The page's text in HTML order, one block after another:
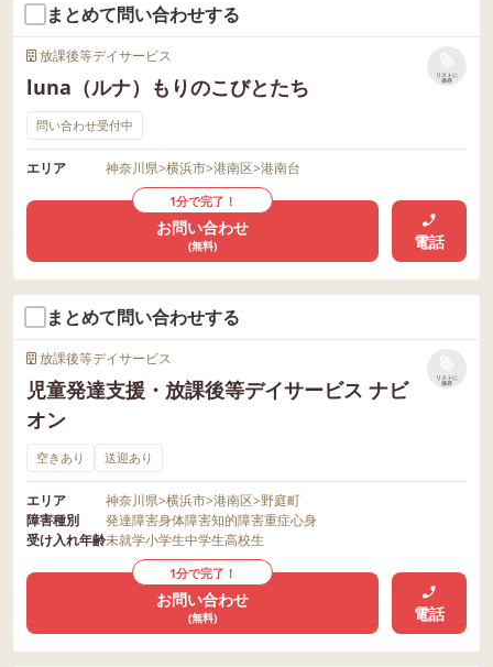
まとめて問い合わせする
放課後等デイサービス
luna（ルナ）もりのこびとたち
リストに
保存
問い合わせ受付中
エリア 神奈川県>横浜市>港南区>港南台
1分で完了！
お問い合わせ
(無料) 電話
まとめて問い合わせする
放課後等デイサービス
児童発達支援・放課後等デイサービス ナビ
オン
リストに
保存
空きあり 送迎あり
エリア 神奈川県>横浜市>港南区>野庭町
障害種別
発達障害身体障害知的障害重症心身
受け入れ年齢未就学小学生中学生高校生
1分で完了！
お問い合わせ
(無料) 電話